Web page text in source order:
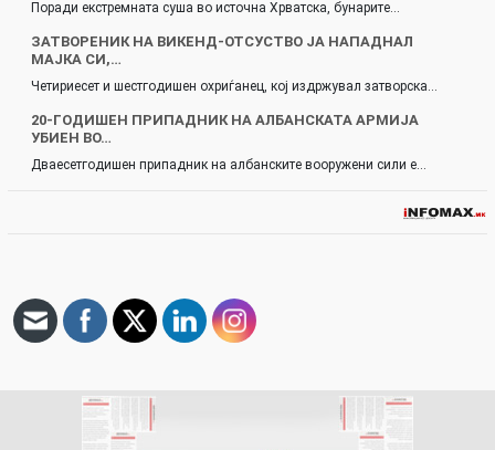
Поради екстремната суша во источна Хрватска, бунарите…
ЗАТВОРЕНИК НА ВИКЕНД-ОТСУСТВО ЈА НАПАДНАЛ
МАЈКА СИ,…
Четириесет и шестгодишен охриѓанец, кој издржувал затворска…
20-ГОДИШЕН ПРИПАДНИК НА АЛБАНСКАТА АРМИЈА
УБИЕН ВО…
Дваесетгодишен припадник на албанските вооружени сили е…